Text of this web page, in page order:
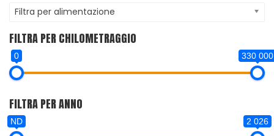
Filtra per alimentazione
FILTRA PER CHILOMETRAGGIO
0 330 000
FILTRA PER ANNO
ND 2 026